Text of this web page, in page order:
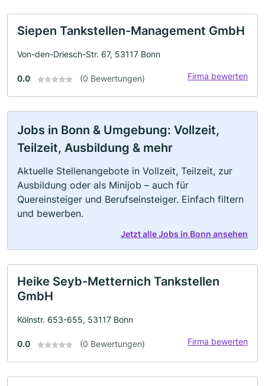
Siepen Tankstellen-Management GmbH
Von-den-Driesch-Str. 67, 53117 Bonn
0.0 (0 Bewertungen) Firma bewerten
Jobs in Bonn & Umgebung: Vollzeit,
Teilzeit, Ausbildung & mehr
Aktuelle Stellenangebote in Vollzeit, Teilzeit, zur
Ausbildung oder als Minijob – auch für
Quereinsteiger und Berufseinsteiger. Einfach filtern
und bewerben.
Jetzt alle Jobs in Bonn ansehen
Heike Seyb-Metternich Tankstellen
GmbH
Kölnstr. 653-655, 53117 Bonn
0.0 (0 Bewertungen) Firma bewerten